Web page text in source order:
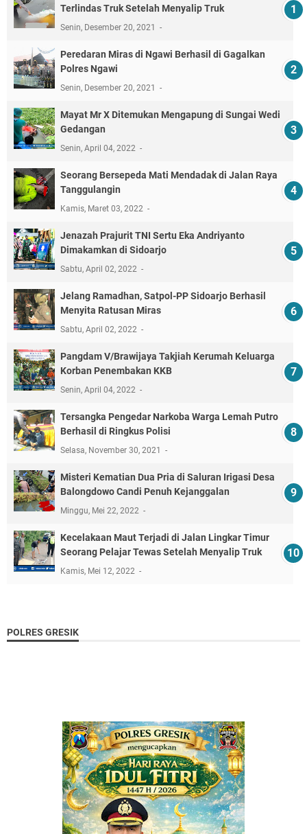
Terlindas Truk Setelah Menyalip Truk
Senin, Desember 20, 2021
Peredaran Miras di Ngawi Berhasil di Gagalkan
Polres Ngawi
Senin, Desember 20, 2021
Mayat Mr X Ditemukan Mengapung di Sungai Wedi
Gedangan
Senin, April 04, 2022
Seorang Bersepeda Mati Mendadak di Jalan Raya
Tanggulangin
Kamis, Maret 03, 2022
Jenazah Prajurit TNI Sertu Eka Andriyanto
Dimakamkan di Sidoarjo
Sabtu, April 02, 2022
Jelang Ramadhan, Satpol-PP Sidoarjo Berhasil
Menyita Ratusan Miras
Sabtu, April 02, 2022
Pangdam V/Brawijaya Takjiah Kerumah Keluarga
Korban Penembakan KKB
Senin, April 04, 2022
Tersangka Pengedar Narkoba Warga Lemah Putro
Berhasil di Ringkus Polisi
Selasa, November 30, 2021
Misteri Kematian Dua Pria di Saluran Irigasi Desa
Balongdowo Candi Penuh Kejanggalan
Minggu, Mei 22, 2022
Kecelakaan Maut Terjadi di Jalan Lingkar Timur
Seorang Pelajar Tewas Setelah Menyalip Truk
Kamis, Mei 12, 2022
POLRES GRESIK